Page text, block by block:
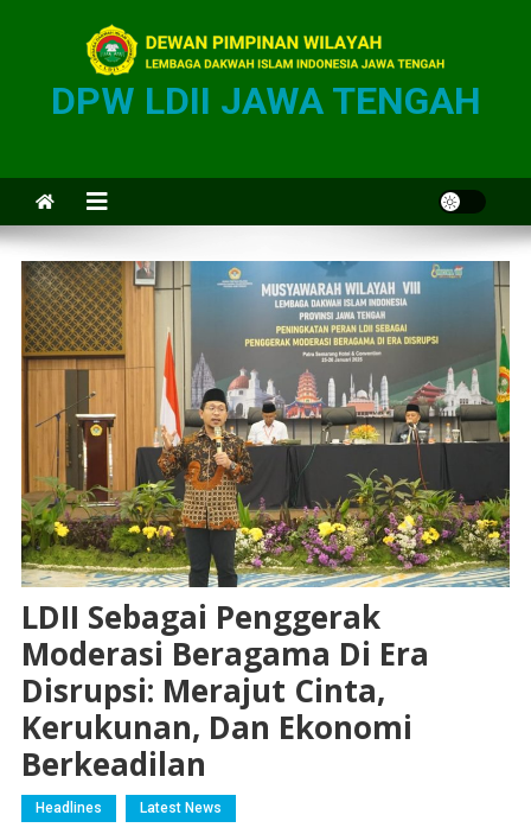
DPW LDII JAWA TENGAH
LDII Sebagai Penggerak
Moderasi Beragama Di Era
Disrupsi: Merajut Cinta,
Kerukunan, Dan Ekonomi
Berkeadilan
Headlines Latest News